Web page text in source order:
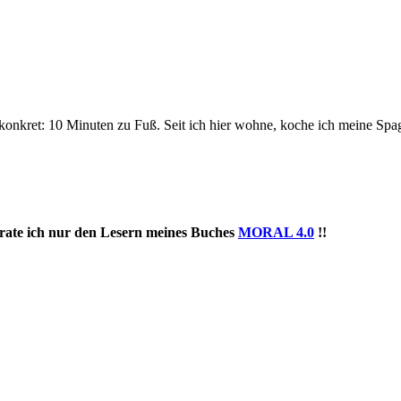
10 Minuten zu Fuß. Seit ich hier wohne, koche ich meine
ich nur den Lesern meines Buches MORAL 4.0 !!